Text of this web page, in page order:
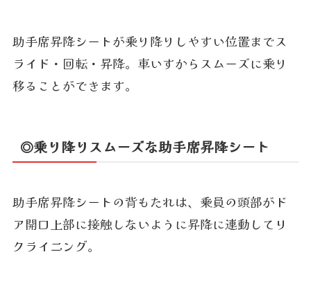
助手席昇降シートが乗り降りしやすい位置までス
ライド・回転・昇降。車いすからスムーズに乗り
移ることができます。
◎乗り降りスムーズな助手席昇降シート
助手席昇降シートの背もたれは、乗員の頭部がド
ア開口上部に接触しないように昇降に連動してリ
クライニング。